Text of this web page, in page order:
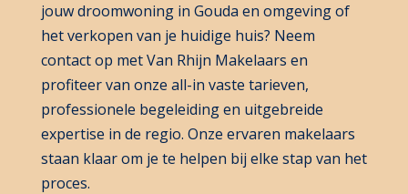
jouw droomwoning in Gouda en omgeving of
het verkopen van je huidige huis? Neem
contact op met Van Rhijn Makelaars en
profiteer van onze all-in vaste tarieven,
professionele begeleiding en uitgebreide
expertise in de regio. Onze ervaren makelaars
staan klaar om je te helpen bij elke stap van het
proces.